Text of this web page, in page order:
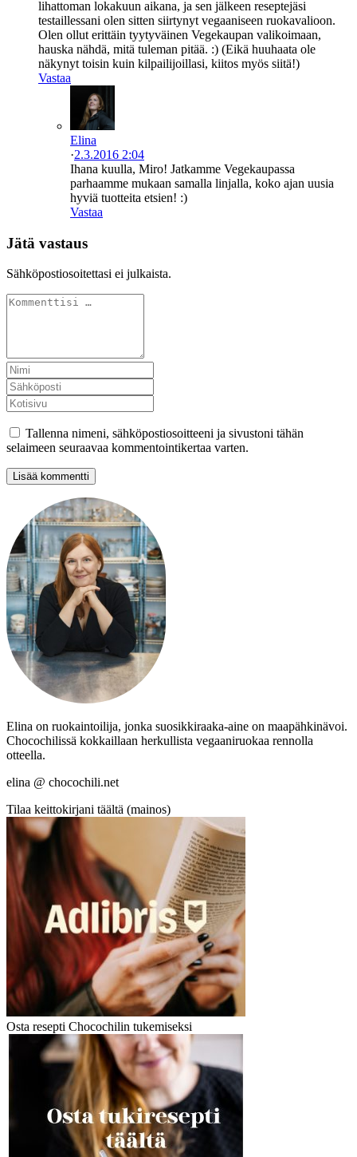
lihattoman lokakuun aikana, ja sen jälkeen reseptejäsi
testaillessani olen sitten siirtynyt vegaaniseen ruokavalioon.
Olen ollut erittäin tyytyväinen Vegekaupan valikoimaan,
hauska nähdä, mitä tuleman pitää. :) (Eikä huuhaata ole
näkynyt toisin kuin kilpailijoillasi, kiitos myös siitä!)
Vastaa
Elina
·2.3.2016 2:04
Ihana kuulla, Miro! Jatkamme Vegekaupassa
parhaamme mukaan samalla linjalla, koko ajan uusia
hyviä tuotteita etsien! :)
Vastaa
Jätä vastaus
Sähköpostiosoitettasi ei julkaista.
Tallenna nimeni, sähköpostiosoitteeni ja sivustoni tähän
selaimeen seuraavaa kommentointikertaa varten.
Elina on ruokaintoilija, jonka suosikkiraaka-aine on maapähkinävoi.
Chocochilissä kokkaillaan herkullista vegaaniruokaa rennolla
otteella.
elina @ chocochili.net
Tilaa keittokirjani täältä (mainos)
Osta resepti Chocochilin tukemiseksi